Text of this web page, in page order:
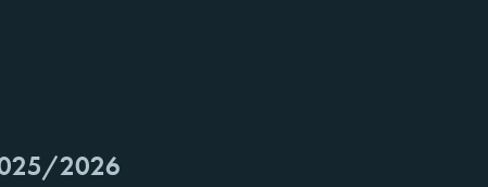
2026